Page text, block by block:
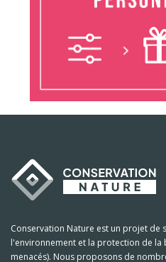
Conservation Nature est un projet de
l'environnement et la protection de
menacés). Nous proposons de